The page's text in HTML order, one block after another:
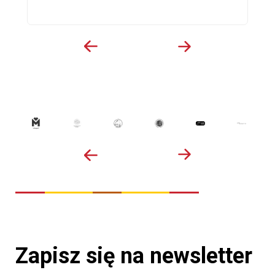
Zapisz się na newsletter